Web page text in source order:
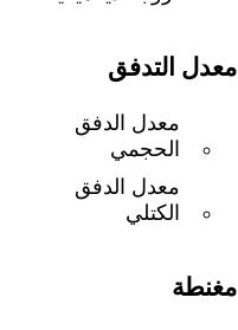
معدل التدفق
معدل الدفق
الحجمي
معدل الدفق
الكتلي
مغنطة